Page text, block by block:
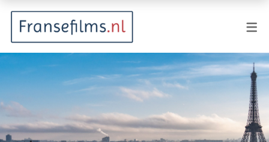
Animatie
Documentaire